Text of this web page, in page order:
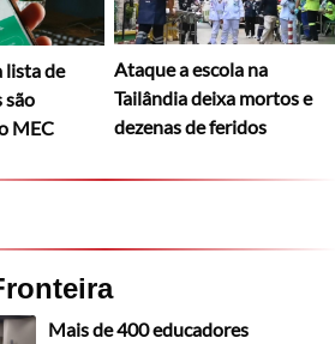
lista de
são
MEC
Ataque a escola na
Tailândia deixa mortos e
dezenas de feridos
Mais de 400 educadores